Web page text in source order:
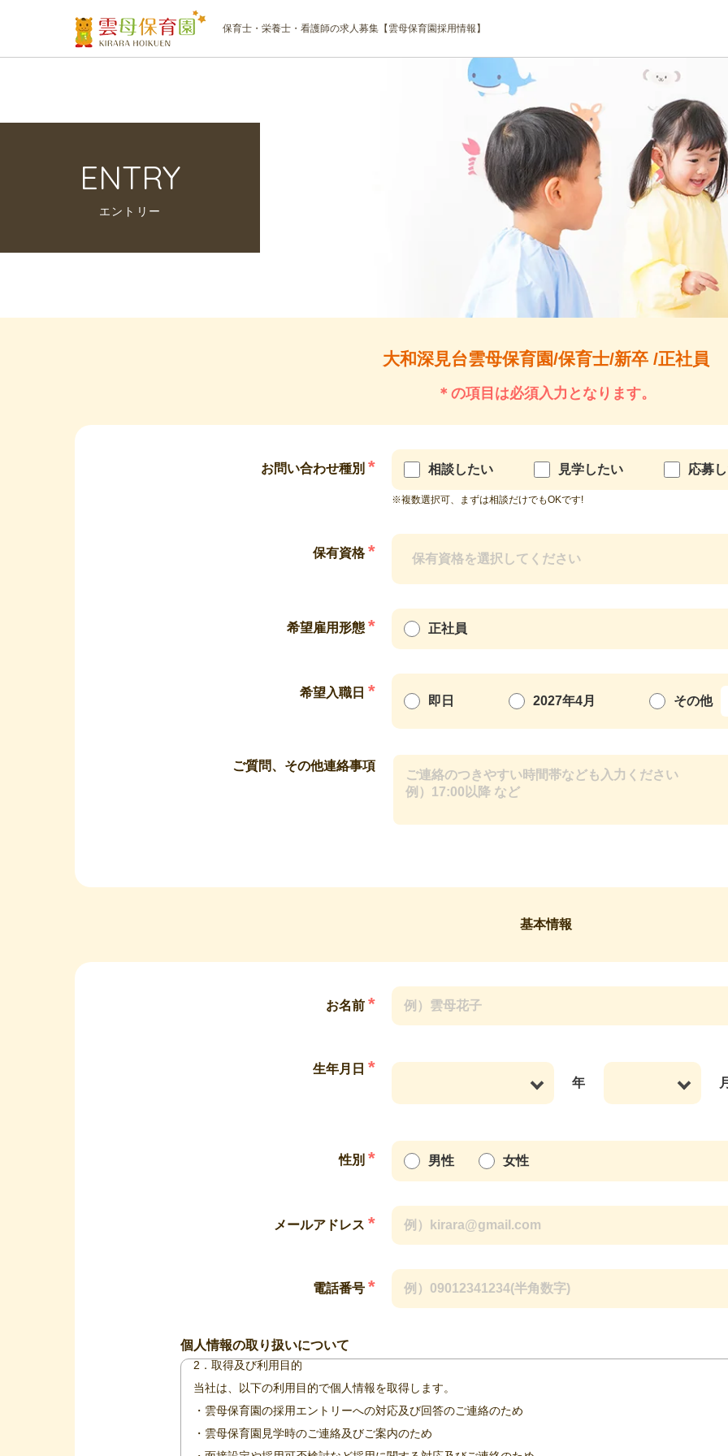
保育士・栄養士・看護師の求人募集【雲母保育園採用情報】
ENTRY
エントリー
大和深見台雲母保育園/保育士/新卒 /正社員
＊の項目は必須入力となります。
お問い合わせ種別 * 相談したい 見学したい 応募
※複数選択可、まずは相談だけでもOKです!
保有資格*
希望雇用形態 * 正社員
希望入職日 * 即日 2027年4月 その他
ご質問、その他連絡事項
基本情報
お名前 *
生年月日 *
年
性別 * 男性 女性
メールアドレス *
電話番号 *
個人情報の取り扱いについて
個人情報の取り扱いについて
当社は、個人情報の取り扱いに当たっては細心の注意を払い、以下に掲げた通りに取り扱っております。
2．取得及び利用目的
当社は、以下の利用目的で個人情報を取得します。
・雲母保育園の採用エントリーへの対応及び回答のご連絡のため
・雲母保育園見学時のご連絡及びご案内のため